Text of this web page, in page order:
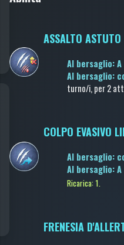
ASSALTO ASTUTO
Al bersaglio: A
Al bersaglio:
turno/i, per 2
COLPO EVASIVO
Al bersaglio:
Al bersaglio: A
Ricarica: 1.
FRENESIA